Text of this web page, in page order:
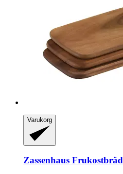
Varukorg
Zassenhaus